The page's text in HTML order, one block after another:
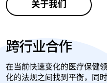
关于我们
跨行业合作
在当前快速变化的医疗保健
化的法规之间找到平衡，同